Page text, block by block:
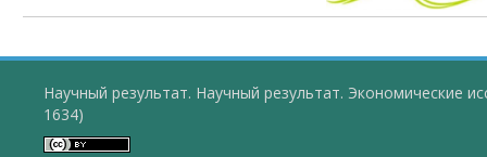
Научный результат. Научный результат. Экономические
1634)